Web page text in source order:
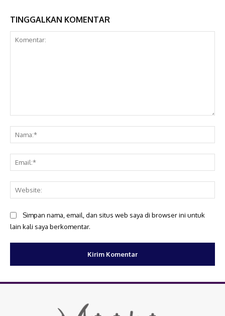
TINGGALKAN KOMENTAR
Simpan nama, email, dan situs web saya di browser ini untuk
lain kali saya berkomentar.